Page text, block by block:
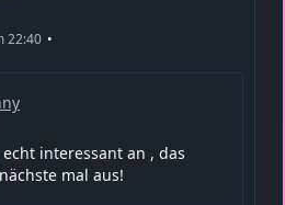
22:40
interessant an , das
mal aus!